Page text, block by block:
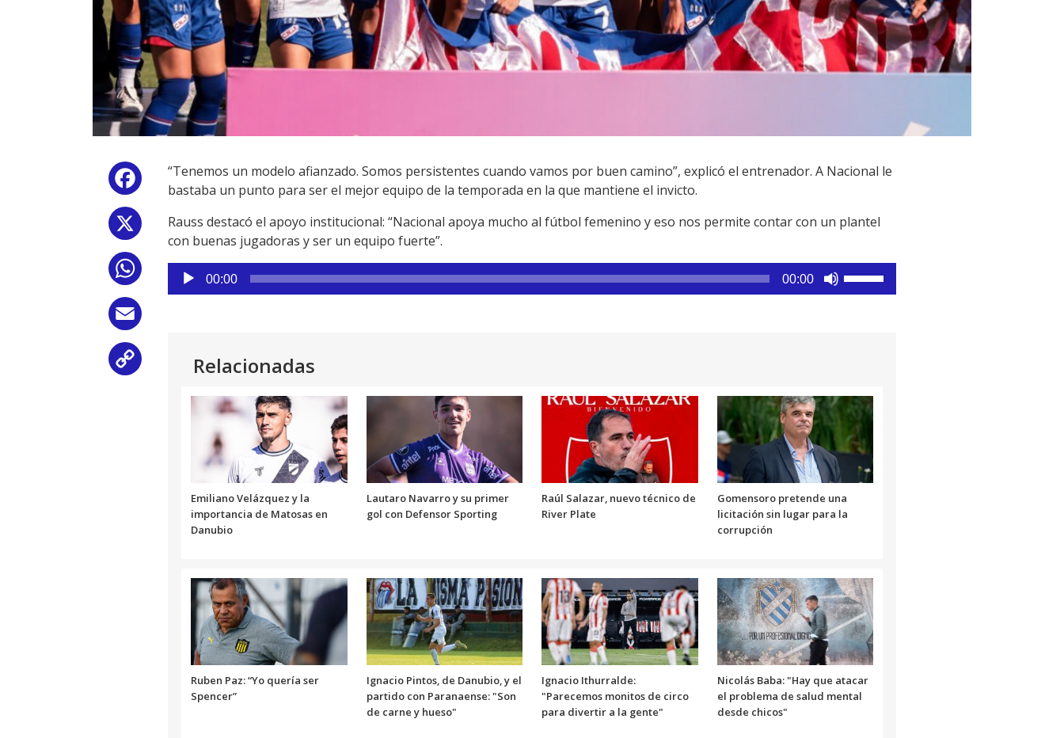
Facebook
WhatsApp
“Tenemos un modelo afianzado. Somos persistentes cuando vamos por buen camino”, explicó el entrenador. A Nacional le
bastaba un punto para ser el mejor equipo de la temporada en la que mantiene el invicto.
Rauss destacó el apoyo institucional: “Nacional apoya mucho al fútbol femenino y eso nos permite contar con un plantel
con buenas jugadoras y ser un equipo fuerte”.
Reproductor
de
00:00 00:00
aumentar
disminuir
volumen.
Relacionadas
Emiliano Velázquez y la
importancia de Matosas en
Danubio
Lautaro Navarro y su primer
gol con Defensor Sporting
Raúl Salazar, nuevo técnico de
River Plate
Gomensoro pretende una
licitación sin lugar para la
corrupción
Ruben Paz: “Yo quería ser
Spencer”
Ignacio Pintos, de Danubio, y el
partido con Paranaense: "Son
de carne y hueso"
Ignacio Ithurralde:
"Parecemos monitos de circo
para divertir a la gente"
Nicolás Baba: "Hay que atacar
el problema de salud mental
desde chicos"